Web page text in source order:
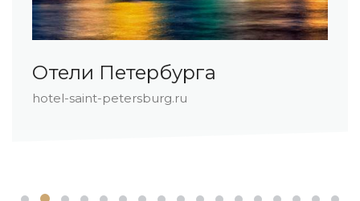
Петербурга
petersburg.ru